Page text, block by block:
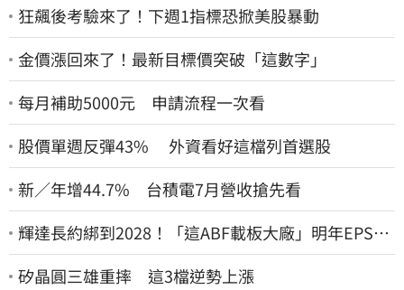
狂飆後考驗來了！下週1指標恐掀美股暴動
金價漲回來了！最新目標價突破「這數字」
每月補助5000元 申請流程一次看
股價單週反彈43% 外資看好這檔列首選股
新／年增44.7% 台積電7月營收搶先看
輝達長約綁到2028！「這ABF載板大廠」明年EPS上
看22元 目標價至1000元
矽晶圓三雄重摔 這3檔逆勢上漲